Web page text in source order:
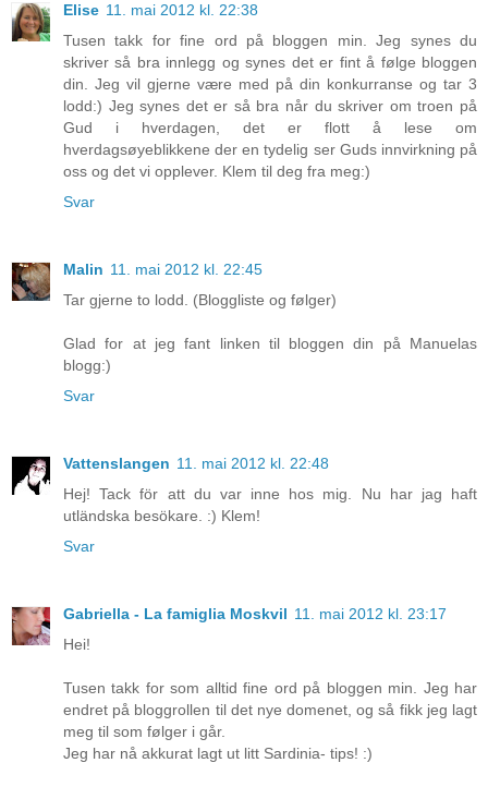
Elise 11. mai 2012 kl. 22:38
Tusen takk for fine ord på bloggen min. Jeg synes du
skriver så bra innlegg og synes det er fint å følge bloggen
din. Jeg vil gjerne være med på din konkurranse og tar 3
lodd:) Jeg synes det er så bra når du skriver om troen på
Gud i hverdagen, det er flott å lese om
hverdagsøyeblikkene der en tydelig ser Guds innvirkning på
oss og det vi opplever. Klem til deg fra meg:)
Svar
Malin 11. mai 2012 kl. 22:45
Tar gjerne to lodd. (Bloggliste og følger)
Glad for at jeg fant linken til bloggen din på Manuelas
blogg:)
Svar
Vattenslangen 11. mai 2012 kl. 22:48
Hej! Tack för att du var inne hos mig. Nu har jag haft
utländska besökare. :) Klem!
Svar
Gabriella - La famiglia Moskvil 11. mai 2012 kl. 23:17
Hei!
Tusen takk for som alltid fine ord på bloggen min. Jeg har
endret på bloggrollen til det nye domenet, og så fikk jeg lagt
meg til som følger i går.
Jeg har nå akkurat lagt ut litt Sardinia- tips! :)